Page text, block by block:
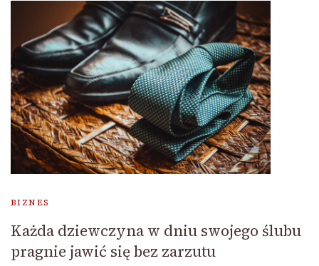
BIZNES
Każda dziewczyna w dniu swojego ślubu
pragnie jawić się bez zarzutu